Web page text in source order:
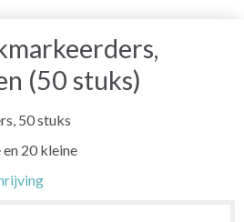
(50 stuks)
50 stuks
20 kleine